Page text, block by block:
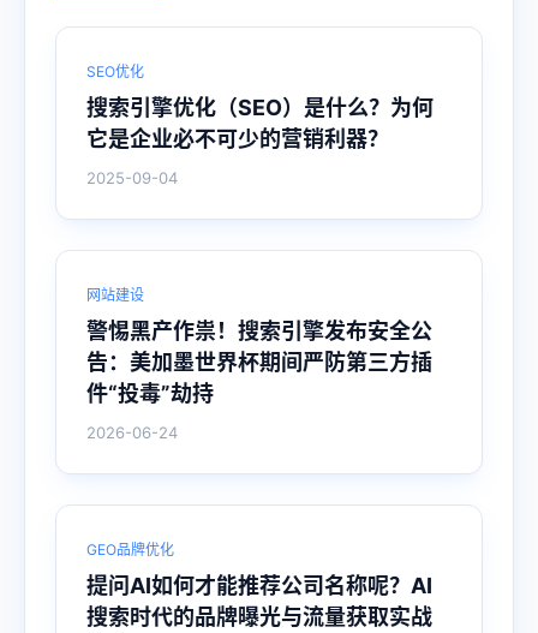
SEO优化
搜索引擎优化（SEO）是什么？为何
它是企业必不可少的营销利器？
2025-09-04
网站建设
警惕黑产作祟！搜索引擎发布安全公
告：美加墨世界杯期间严防第三方插
件“投毒”劫持
2026-06-24
GEO品牌优化
提问AI如何才能推荐公司名称呢？AI
搜索时代的品牌曝光与流量获取实战